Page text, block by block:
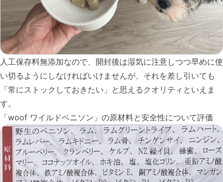
人工保存料無添加なので、開封後は湿気に注意しつつ早めに使
い切るようにしなければいけませんが、それを差し引いても
「常にストックしておきたい」と思えるクオリティといえま
す。
「woof ワイルドベニソン」の原材料と安全性について評価